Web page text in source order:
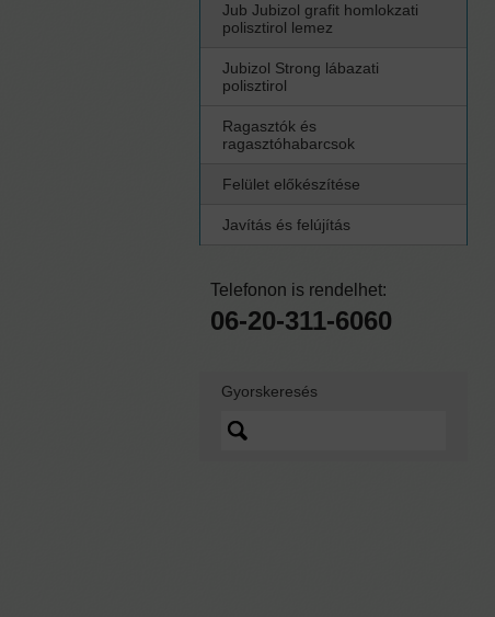
Jub Jubizol grafit homlokzati
polisztirol lemez
Jubizol Strong lábazati
polisztirol
Ragasztók és
ragasztóhabarcsok
Felület előkészítése
Javítás és felújítás
Telefonon is rendelhet:
06-20-311-6060
Gyorskeresés